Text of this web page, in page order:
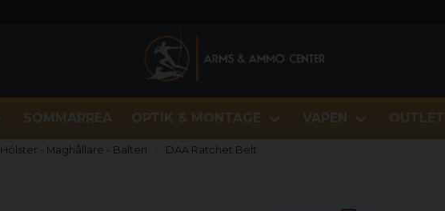
SOMMARREA OPTIK & MONTAGE VAPEN OUTLET
Hölster - Maghållare - Bälten DAA Ratchet Belt